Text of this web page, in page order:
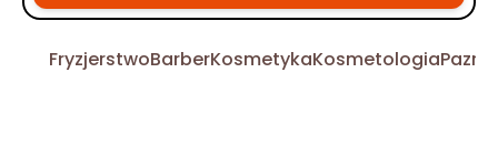
FryzjerstwoBarberKosmetykaKosmetologia